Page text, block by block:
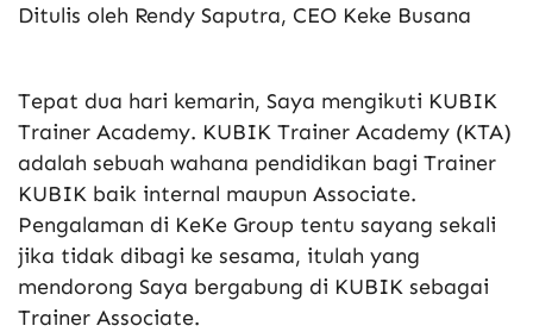
Ditulis oleh Rendy Saputra, CEO Keke Busana
Tepat dua hari kemarin, Saya mengikuti KUBIK
Trainer Academy. KUBIK Trainer Academy (KTA)
adalah sebuah wahana pendidikan bagi Trainer
KUBIK baik internal maupun Associate.
Pengalaman di KeKe Group tentu sayang sekali
jika tidak dibagi ke sesama, itulah yang
mendorong Saya bergabung di KUBIK sebagai
Trainer Associate.